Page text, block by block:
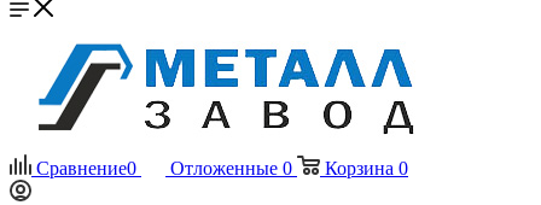
Сравнение0 Отложенные 0 Корзина 0